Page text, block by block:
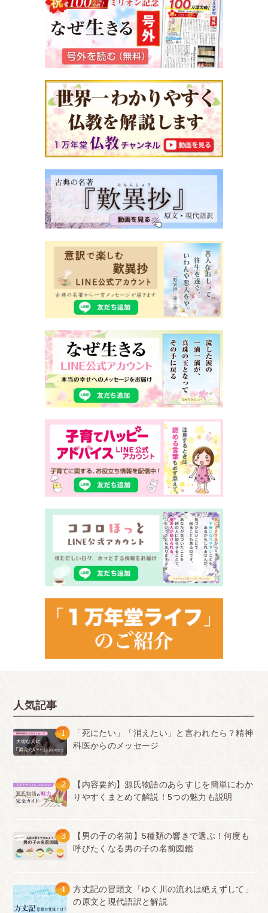
中学2年生の時に髪を少し茶色く染めました。注意
されてすぐに黒染めをして5ヶ月程たった頃に卒業
式の在校生代 表送辞を担当することに、その時にま
た先生に「髪が茶色いから正式な行事に相応しくな
い、黒染めしなさい。」 と言われました。でも私は
2回黒染めをしたんです。 しかも髪を茶色に染める
のはダメなのに黒く染めるのはいいだなんて都合が
良すぎると思いました。
もうひとつあるのですが、私は小学生の頃に片親が
外国人であったのも影響してピアスを開けていまし
た。ピアス の穴は高校生になってバレてしまって、
その時学校の校則には「ピアスなどの装飾品を付け
アス穴が開いているのは大丈夫で付けてきたらいけ
ないんだと思っていたのですが先 生は「開けるのも
禁止」だと。「閉めてきてね 」と言われましたが昔
から開いていたので閉まるはずもなく、服 装チェッ
クの時に「閉まった」と毎回嘘をついてやり過ごし
ました<br>
■大阪府
頭髪検査の時、ワックス付けてセットして行くと洗
い流せと強引にトイレに連れていかれてその場で水
洗いさせ られる。 ・ツーブロックにして行くと、
坊主にさせられ、断ると生徒指導室に入れられて怒
鳴られたり髪の毛引っ張ったり 胸ぐらを掴まれたり
<br>
最近よく流行ってる手で持つ扇風機を持ってきては
いけない。 なんで持ってきたらだめなのか理由を聞
いても、だめなんです。しか言われていません。教
室にエアコンがあるのに つけてくれなくて扇風機を
もってきたらだめとか暑すぎです。30度以上あって
もつけてくれなくてしんどいです。 下敷きであおい
だら仰ぐものじゃないでしょって言われます。
■兵庫
って、その子は反論してましたが、通 るわけもな
く、2〜3日後には黒になっていました<br>
■奈良県
く、外での部活をしていたため焼けてしまい、余計
もいいほど明るい髪の毛でした。 申請をすれば通る
はずだったのですが、受験の時に不利になるから、
た。
黒染めを1回してしまったらやりにくくなるカラー
人気記事
1
「死にたい」「消えたい」と言われたら？精神
科医からのメッセージ
2
【内容要約】源氏物語のあらすじを簡単にわか
りやすくまとめて解説！5つの魅力も説明
3
【男の子の名前】5種類の響きで選ぶ！何度も
呼びたくなる男の子の名前図鑑
4
方丈記の冒頭文「ゆく川の流れは絶えずして」
の原文と現代語訳と解説